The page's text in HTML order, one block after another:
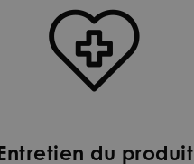
du produit